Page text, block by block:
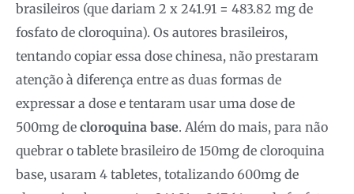
brasileiros (que dariam 2 x 241.91 = 483.82 mg de
fosfato de cloroquina). Os autores brasileiros,
tentando copiar essa dose chinesa, não prestaram
atenção à diferença entre as duas formas de
expressar a dose e tentaram usar uma dose de
500mg de cloroquina base. Além do mais, para não
quebrar o tablete brasileiro de 150mg de cloroquina
base, usaram 4 tabletes, totalizando 600mg de